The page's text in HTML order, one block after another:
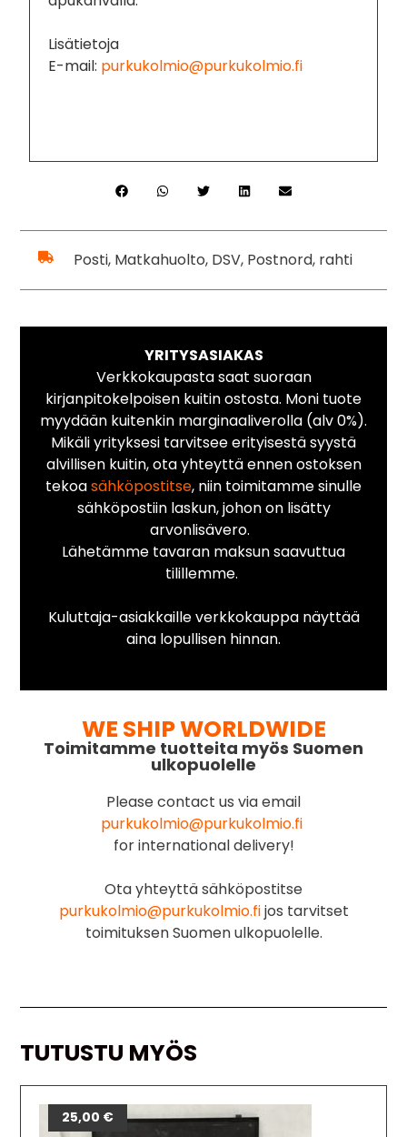
Lisätietoja
E-mail: purkukolmio@purkukolmio.fi
Posti, Matkahuolto, DSV, Postnord, rahti
YRITYSASIAKAS
Verkkokaupasta saat suoraan
kirjanpitokelpoisen kuitin ostosta. Moni tuote
myydään kuitenkin marginaaliverolla (alv 0%).
Mikäli yrityksesi tarvitsee erityisestä syystä
alvillisen kuitin, ota yhteyttä ennen ostoksen
tekoasähköpostitse, niin toimitamme sinulle
sähköpostiin laskun, johon on lisätty
arvonlisävero.
Lähetämme tavaran maksun saavuttua
tilillemme.
Kuluttaja-asiakkaille verkkokauppa näyttää
aina lopullisen hinnan.
WE SHIP WORLDWIDE
Toimitamme tuotteita myös Suomen
ulkopuolelle
Please contact us via email
purkukolmio@purkukolmio.fi
for international delivery!
Ota yhteyttä sähköpostitse
purkukolmio@purkukolmio.fijos tarvitset
toimituksen Suomen ulkopuolelle.
TUTUSTU MYÖS
25,00 €